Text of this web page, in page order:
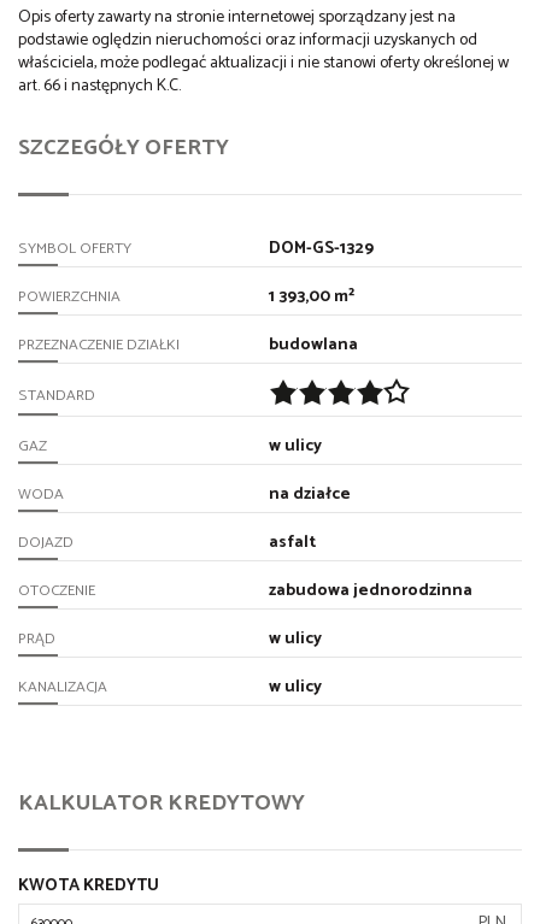
Opis oferty zawarty na stronie internetowej sporządzany jest na
podstawie oględzin nieruchomości oraz informacji uzyskanych od
właściciela, może podlegać aktualizacji i nie stanowi oferty określonej w
art. 66 i następnych K.C.
SZCZEGÓŁY OFERTY
SYMBOL OFERTY DOM-GS-1329
POWIERZCHNIA 1 393,00 m²
PRZEZNACZENIE DZIAŁKI budowlana
STANDARD
GAZ w ulicy
WODA na działce
DOJAZD asfalt
OTOCZENIE zabudowa jednorodzinna
PRĄD w ulicy
KANALIZACJA w ulicy
KALKULATOR KREDYTOWY
KWOTA KREDYTU